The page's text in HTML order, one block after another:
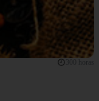
300 horas